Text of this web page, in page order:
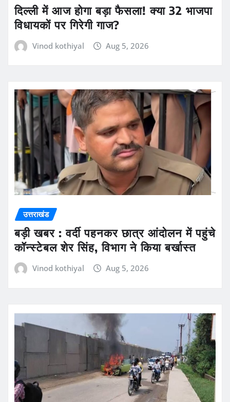
दिल्ली में आज होगा बड़ा फैसला! क्या 32 भाजपा
विधायकों पर गिरेगी गाज?
Vinod kothiyal Aug 5, 2026
उत्तराखंड
बड़ी खबर : वर्दी पहनकर छात्र आंदोलन में पहुंचे
कॉन्स्टेबल शेर सिंह, विभाग ने किया बर्खास्त
Vinod kothiyal Aug 5, 2026